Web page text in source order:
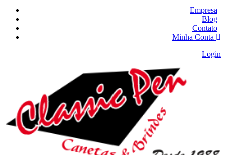
Empresa |
Blog |
Contato |
Minha Conta
Login